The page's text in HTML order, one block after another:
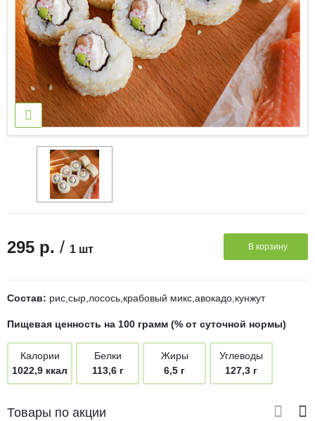
295 р. / 1 шт В корзину
Состав: рис,сыр,лосось,крабовый микс,авокадо,кунжут
Пищевая ценность на 100 грамм (% от суточной нормы)
Калории
1022,9 ккал
Белки
113,6 г
Жиры
6,5 г
Углеводы
127,3 г
Товары по акции